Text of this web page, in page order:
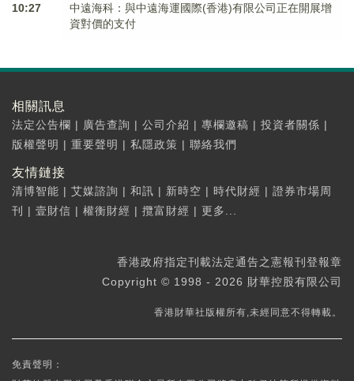
10:27
中遠海科：與中遠海運國際(香港)有限公司正在開展增
資對價的支付
相關訊息
法定公告欄 | 廣告查詢 | 公司介紹 | 專欄邀稿 | 投資者關係 |
版權聲明 | 重要聲明 | 私隱政策 | 聯絡我們
友情鏈接
清博智能 | 艾媒諮詢 | 和訊 | 新時空 | 時代財經 | 證券市場周
刊
| 壹財信 | 權衡財經 | 攬富財經 | 更多...
香港政府指定刊載法定通告之憲報刊登報章
Copyright © 1998 - 2026 財華控股有限公司
香港財華社版權所有,未經同意不得轉載。
免責聲明：